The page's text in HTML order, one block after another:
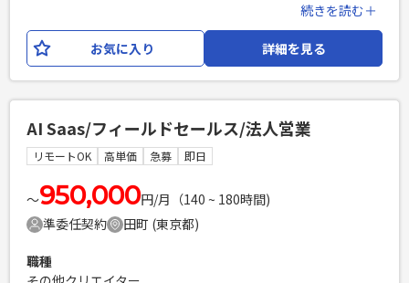
Cloud（GCP）を基盤としたシステム構築を行っていただきま
す。 顧客からの要件ヒアリングと企画から、設計・構築、運
用保守と上流から下流まで携わっていただきます。 元請けは
ラウド技術を経験できる機会もございます。 役割はPLや上流
SEレイヤーに該当するため、構築経験のみのPGの方は対象外
となります。
必須スキル
・Google Cloudの新規構築、運用・改善経験がある方 ・現状
件から対応工数及びランニングコストの見積を出せる方
続きを読む＋
お気に入り 詳細を見る
AI Saas/フィールドセールス/法人営業
リモートOK 高単価 急募 即日
〜950,000円/月（140 ~ 180時間)
準委任契約
田町 (東京都)
職種